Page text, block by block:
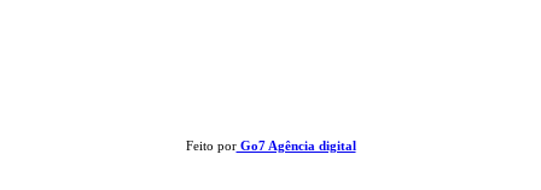
Feito porGo7 Agência digital